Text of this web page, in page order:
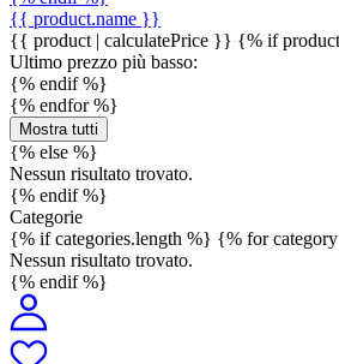
{{ product.name }}
{{ product | calculatePrice }} {% if
Ultimo prezzo più basso:
{% endif %}
{% endfor %}
Mostra tutti
{% else %}
Nessun risultato trovato.
{% endif %}
Categorie
{% if categories.length %} {% for
Nessun risultato trovato.
{% endif %}